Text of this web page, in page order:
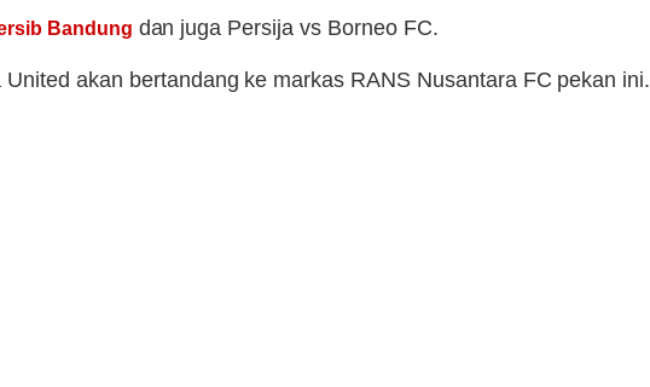
Bandung dan juga Persija vs Borneo FC.
akan bertandang ke markas RANS Nusantara FC pekan ini.